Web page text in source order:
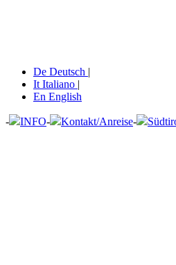
De Deutsch |
It Italiano |
En English
- INFO- Kontakt/Anreise-